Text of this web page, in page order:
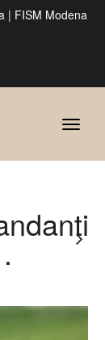
| FISM Modena